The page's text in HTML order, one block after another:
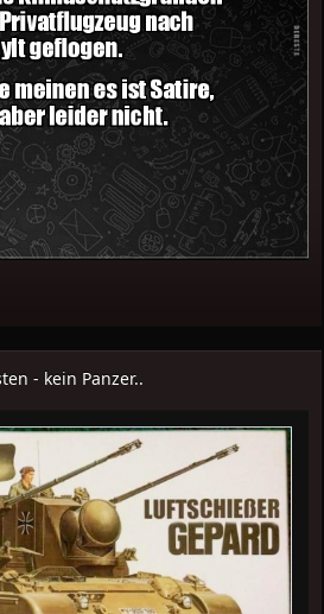
- kein Panzer..